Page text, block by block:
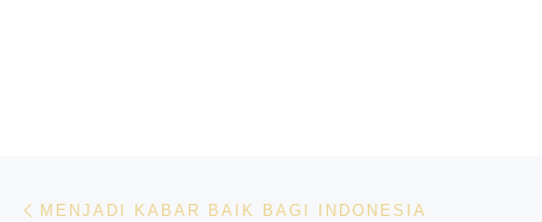
Navigasi pos
MENJADI KABAR BAIK BAGI INDONESIA